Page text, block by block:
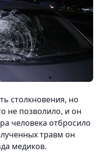
столкновения, но
не позволило, и он
человека отбросило
травм он
медиков.